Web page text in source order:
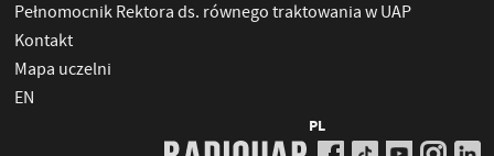
Pełnomocnik Rektora ds. równego traktowania w UAP
Kontakt
Mapa uczelni
EN
PL